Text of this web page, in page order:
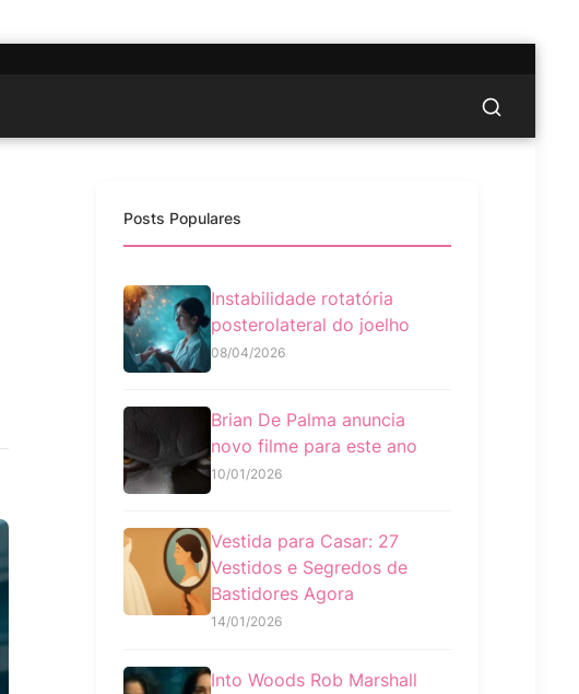
Posts Populares
Instabilidade rotatória
posterolateral do joelho
08/04/2026
Brian De Palma anuncia
novo filme para este ano
10/01/2026
Vestida para Casar: 27
Vestidos e Segredos de
Bastidores Agora
14/01/2026
Into Woods Rob Marshall